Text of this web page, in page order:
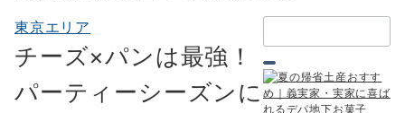
東京エリア
チーズ×パンは最強！
パーティーシーズンに
索：